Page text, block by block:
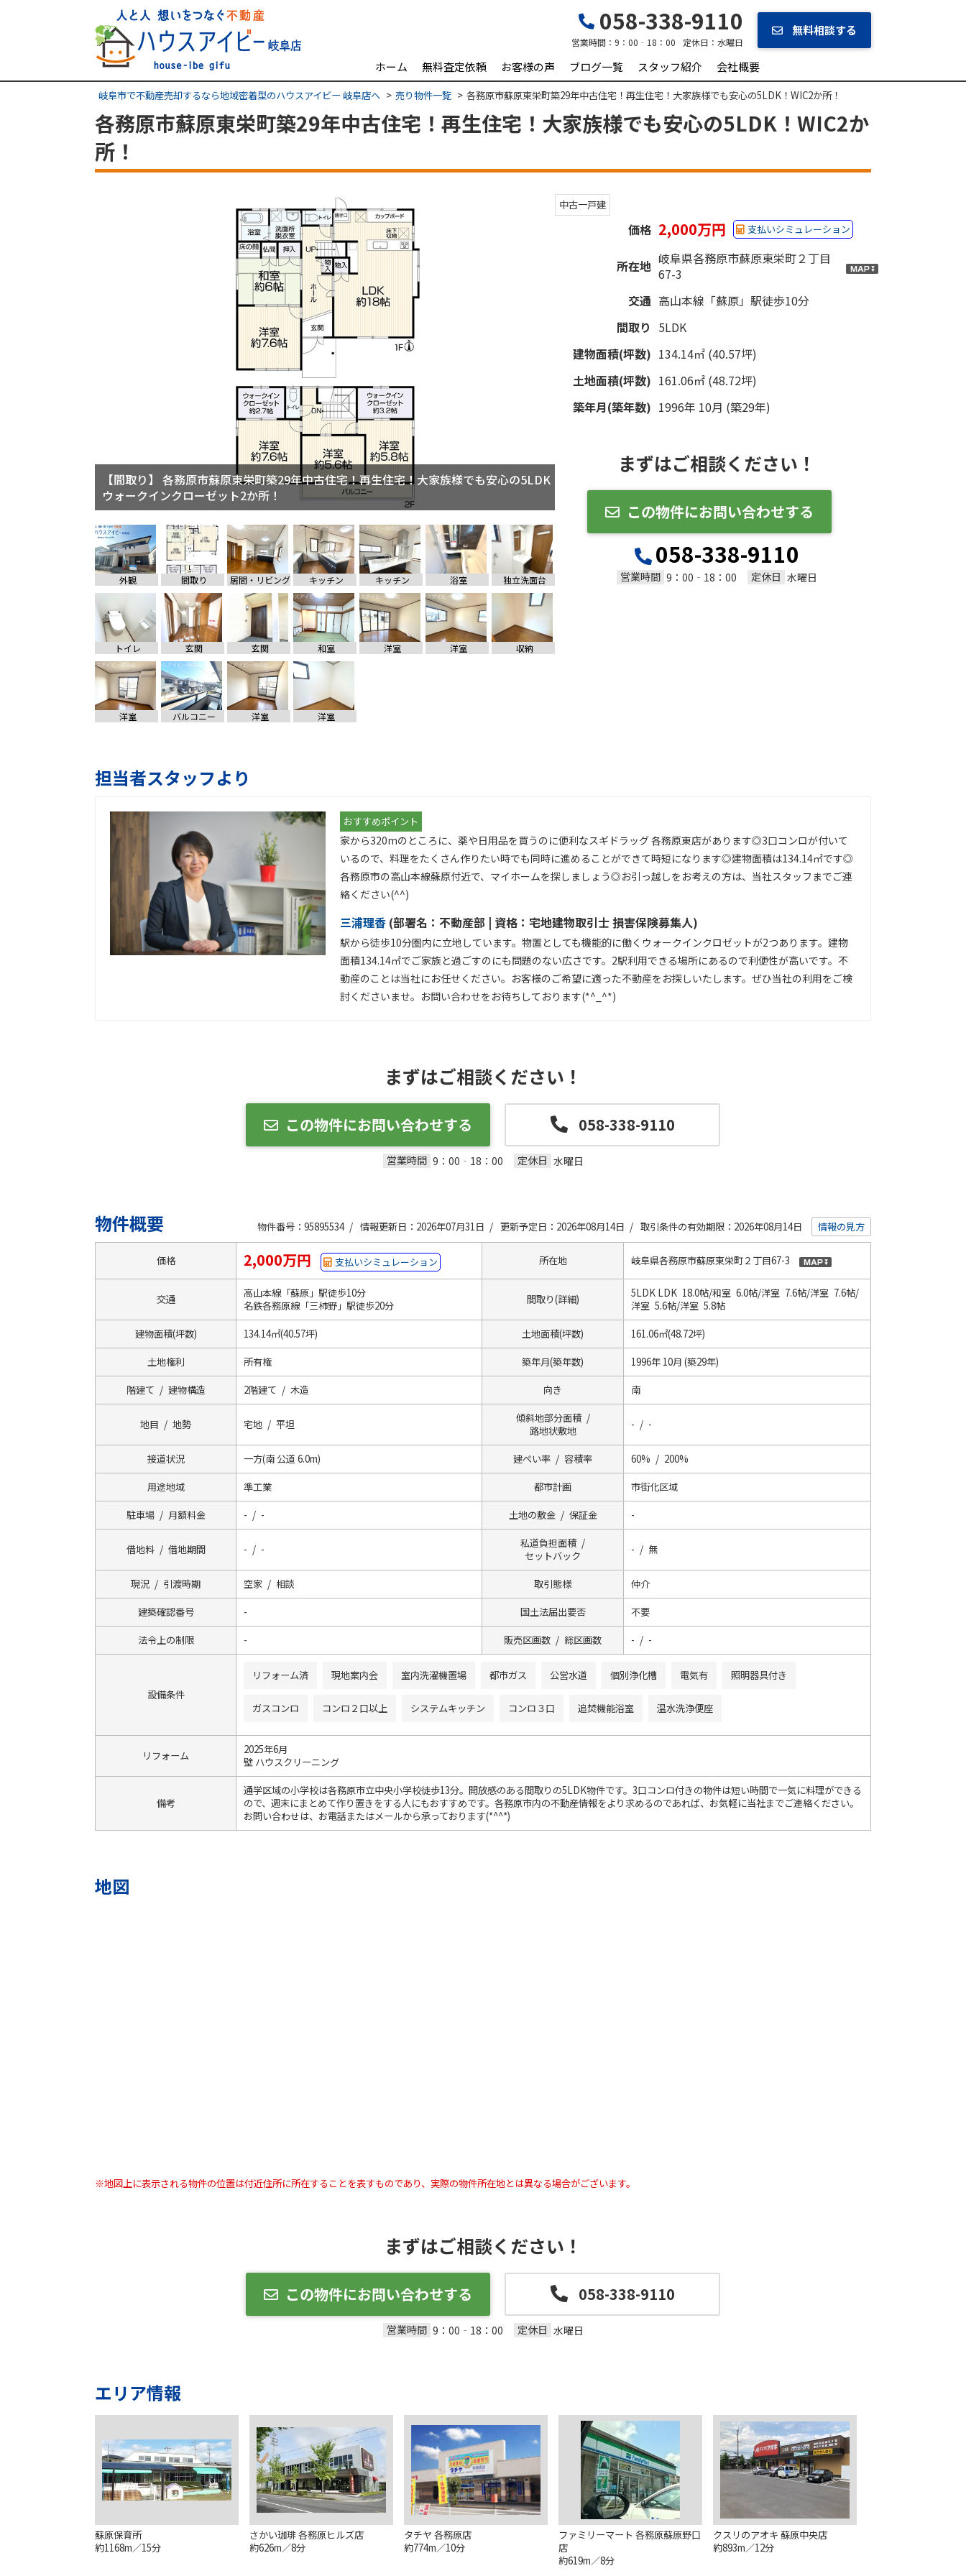
058-338-9110
営業時間： 9：00‐18：00 定休日： 水曜日
無料相談する
ホーム 無料査定依頼 お客様の声 ブログ一覧 スタッフ紹介 会社概要
岐阜市で不動産売却するなら地域密着型のハウスアイビー 岐阜店へ 売り物件一覧 各務原市蘇原東栄町築29年中古住宅！再生住宅！大家族様でも安心の5LDK！WIC2か所！
各務原市蘇原東栄町築29年中古住宅！再生住宅！大家族様でも安心の5LDK！WIC2か
所！
【間取り】 各務原市蘇原東栄町築29年中古住宅！再生住宅！大家族様でも安心の5LDK！
ウォークインクローゼット2か所！
【居間・リビング】 各務原市蘇原東栄町築29年中古住宅！再生住宅！大家族様でも安心
の5LDK！ウォークインクローゼット2か所！
外観 間取り 居間・リビング キッチン キッチン 浴室 独立洗面台
トイレ 玄関 玄関 和室 洋室 洋室 収納
洋室 バルコニー 洋室 洋室
中古一戸建
価格 2,000万円 支払いシミュレーション
所在地 岐阜県各務原市蘇原東栄町２丁目
67-3
交通 高山本線「蘇原」駅徒歩10分
間取り 5LDK
建物面積(坪数) 134.14㎡ (40.57坪)
土地面積(坪数) 161.06㎡ (48.72坪)
築年月(築年数) 1996年 10月 (築29年)
まずはご相談ください！
この物件にお問い合わせする
058-338-9110
営業時間 9：00‐18：00 定休日 水曜日
担当者スタッフより
おすすめポイント
家から320mのところに、薬や日用品を買うのに便利なスギドラッグ 各務原東店があります◎3口コンロが付いて
いるので、料理をたくさん作りたい時でも同時に進めることができて時短になります◎建物面積は134.14㎡です◎
各務原市の高山本線蘇原付近で、マイホームを探しましょう◎お引っ越しをお考えの方は、当社スタッフまでご連
絡ください(^^)
三浦理香 (部署名： 不動産部 | 資格： 宅地建物取引士 損害保険募集人)
駅から徒歩10分圏内に立地しています。物置としても機能的に働くウォークインクロゼットが2つあります。建物
面積134.14㎡でご家族と過ごすのにも問題のない広さです。2駅利用できる場所にあるので利便性が高いです。不
動産のことは当社にお任せください。お客様のご希望に適った不動産をお探しいたします。ぜひ当社の利用をご検
討くださいませ。お問い合わせをお待ちしております(*^_^*)
まずはご相談ください！
この物件にお問い合わせする 058-338-9110
営業時間 9：00‐18：00 定休日 水曜日
物件概要 物件番号：95895534 / 情報更新日：2026年07月31日 / 更新予定日：2026年08月14日 / 取引条件の有効期限：2026年08月14日 情報の見方
価格 2,000万円 支払いシミュレーション 所在地 岐阜県各務原市蘇原東栄町２丁目67-3
交通
高山本線「蘇原」駅徒歩10分
名鉄各務原線「三柿野」駅徒歩20分
間取り(詳細) 5LDK LDK 18.0帖/和室 6.0帖/洋室 7.6帖/洋室 7.6帖/
洋室 5.6帖/洋室 5.8帖
建物面積(坪数) 134.14㎡(40.57坪) 土地面積(坪数) 161.06㎡(48.72坪)
土地権利 所有権 築年月(築年数) 1996年 10月 (築29年)
階建て / 建物構造 2階建て / 木造 向き 南
地目 / 地勢 宅地 / 平坦
傾斜地部分面積 /
路地状敷地
- / -
接道状況 一方(南 公道 6.0m) 建ぺい率 / 容積率 60% / 200%
用途地域 準工業 都市計画 市街化区域
駐車場 / 月額料金 - / - 土地の敷金 / 保証金 -
借地料 / 借地期間 - / -
私道負担面積 /
セットバック
- / 無
現況 / 引渡時期 空家 / 相談 取引態様 仲介
建築確認番号 - 国土法届出要否 不要
法令上の制限 - 販売区画数 / 総区画数 - / -
設備条件
リフォーム済 現地案内会 室内洗濯機置場 都市ガス 公営水道 個別浄化槽 電気有 照明器具付き
ガスコンロ コンロ２口以上 システムキッチン コンロ３口 追焚機能浴室 温水洗浄便座
リフォーム
2025年6月
壁 ハウスクリーニング
備考
通学区域の小学校は各務原市立中央小学校徒歩13分。開放感のある間取りの5LDK物件です。3口コンロ付きの物件は短い時間で一気に料理ができる
ので、週末にまとめて作り置きをする人にもおすすめです。各務原市内の不動産情報をより求めるのであれば、お気軽に当社までご連絡ください。
お問い合わせは、お電話またはメールから承っております(*^^*)
地図
※地図上に表示される物件の位置は付近住所に所在することを表すものであり、実際の物件所在地とは異なる場合がございます。
まずはご相談ください！
この物件にお問い合わせする 058-338-9110
営業時間 9：00‐18：00 定休日 水曜日
エリア情報
蘇原保育所
約1168m／15分
さかい珈琲 各務原ヒルズ店
約626m／8分
タチヤ 各務原店
約774m／10分
ファミリーマート 各務原蘇原野口
店
約619m／8分
クスリのアオキ 蘇原中央店
約893m／12分